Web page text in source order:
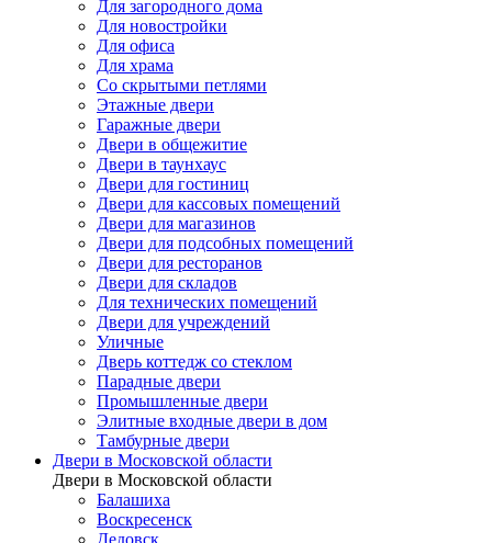
Для загородного дома
Для новостройки
Для офиса
Для храма
Со скрытыми петлями
Этажные двери
Гаражные двери
Двери в общежитие
Двери в таунхаус
Двери для гостиниц
Двери для кассовых помещений
Двери для магазинов
Двери для подсобных помещений
Двери для ресторанов
Двери для складов
Для технических помещений
Двери для учреждений
Уличные
Дверь коттедж со стеклом
Парадные двери
Промышленные двери
Элитные входные двери в дом
Тамбурные двери
Двери в Московской области
Двери в Московской области
Балашиха
Воскресенск